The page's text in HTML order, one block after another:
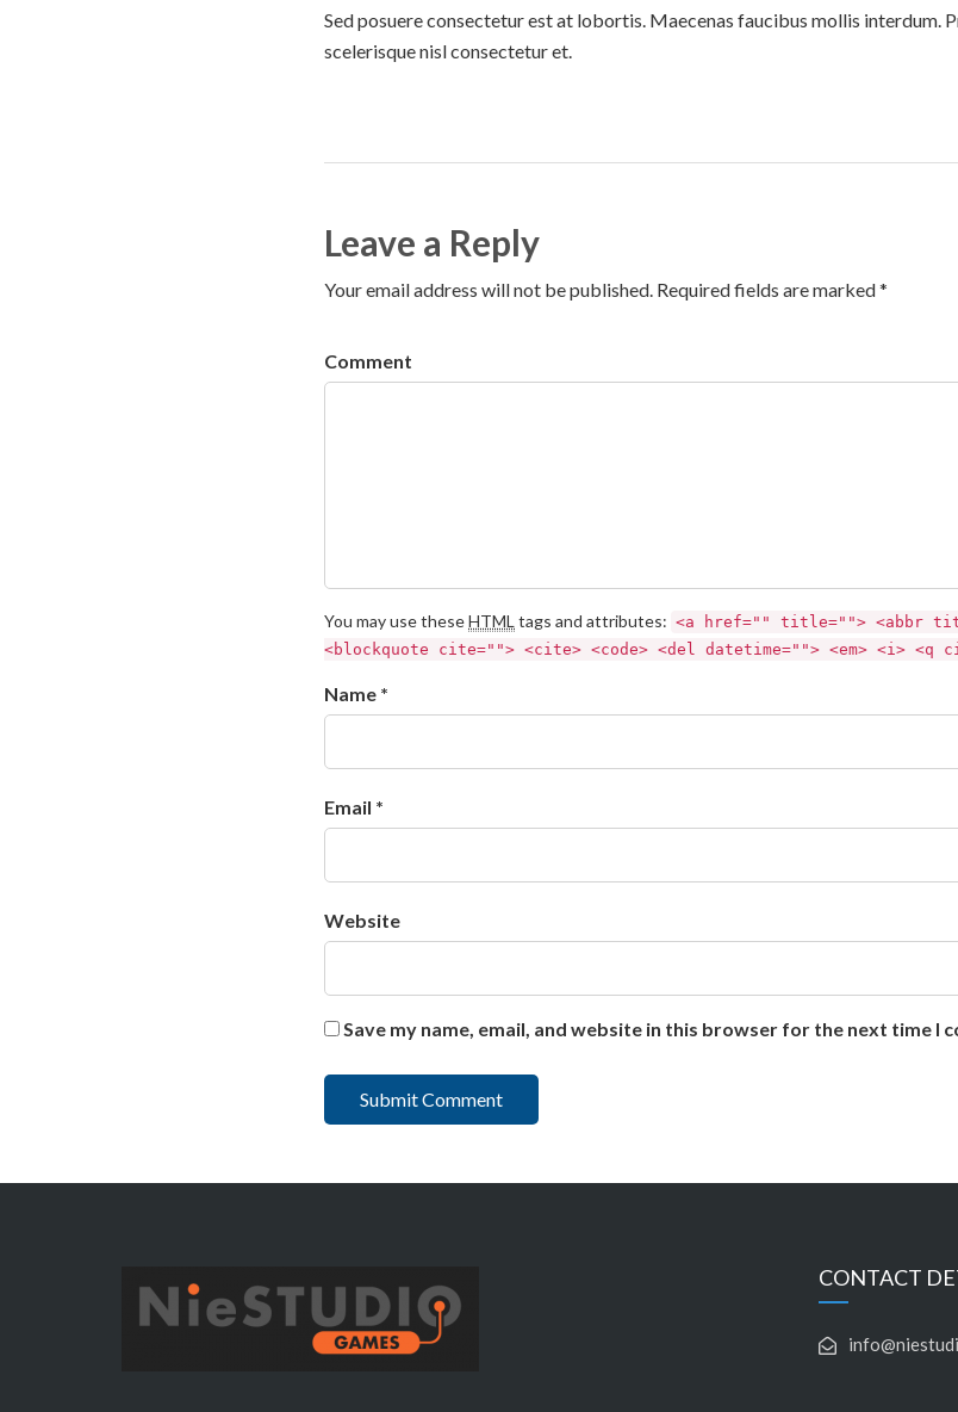
Sed posuere consectetur est at lobortis. Maecenas faucibus mollis interdum.
scelerisque nisl consectetur et.
Leave a Reply
Your email address will not be published. Required fields are marked *
Comment
You may use theseHTMLtags and attributes: <a href="" title=""> <abbr
<blockquote cite=""> <cite> <code> <del datetime=""> <em> <i> <q
Name *
Email *
Website
Save my name, email, and website in this browser for the next time I
CONTACT